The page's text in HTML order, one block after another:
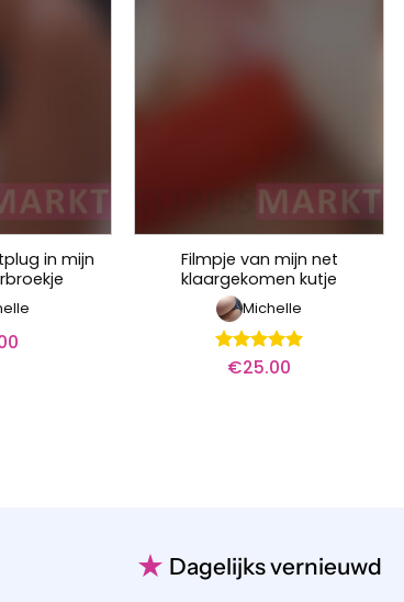
in mijn
Filmpje van mijn net
klaargekomen kutje
Michelle
Waardering
€25.00
★ Dagelijks vernieuwd